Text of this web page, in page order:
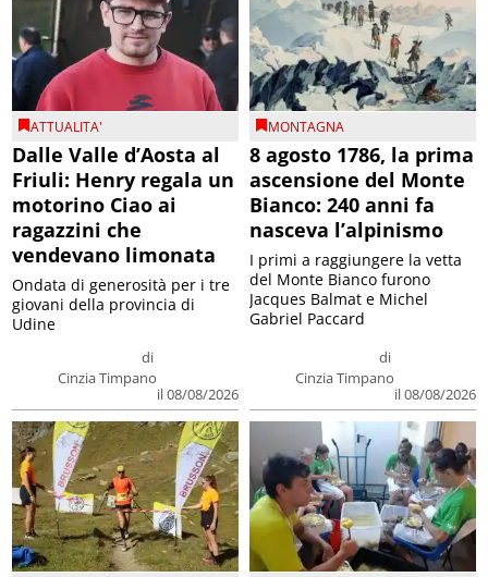
ATTUALITA'
Dalle Valle d’Aosta al
Friuli: Henry regala un
motorino Ciao ai
ragazzini che
vendevano limonata
di
Cinzia Timpano
il 08/08/2026
Ondata di generosità per i tre
giovani della provincia di
Udine
MONTAGNA
8 agosto 1786, la prima
ascensione del Monte
Bianco: 240 anni fa
nasceva l’alpinismo
di
Cinzia Timpano
il 08/08/2026
I primi a raggiungere la vetta
del Monte Bianco furono
Jacques Balmat e Michel
Gabriel Paccard